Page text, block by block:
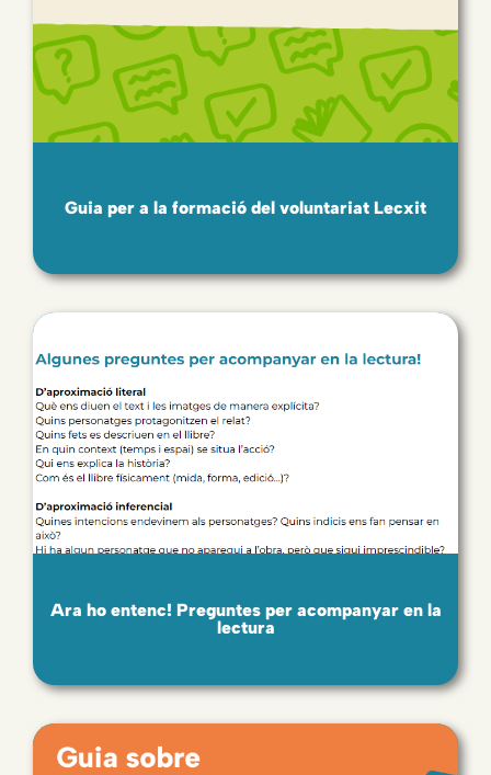
Guia per a la formació del voluntariat Lecxit
Ara ho entenc! Preguntes per acompanyar en la
lectura